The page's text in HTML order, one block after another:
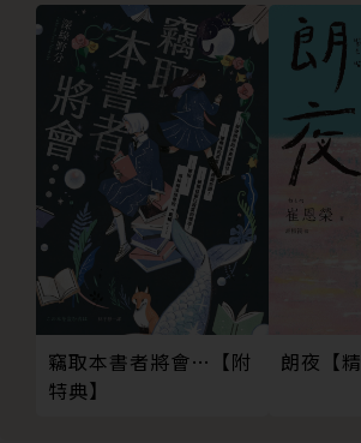
佳作 醉．遶境│諶昱瑄
佳作 媽祖心，人間情│方黛儒
決審會議紀錄
竊取本書者將會…【附
特典】
朗夜【